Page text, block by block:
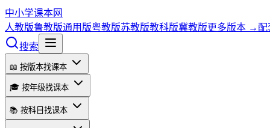
中小学课本网
人教版鲁教版通用版粤教版苏教版教科版冀教版更多版本 → 配
搜索
📖 按版本找课本
🎓 按年级找课本
📚 按科目找课本